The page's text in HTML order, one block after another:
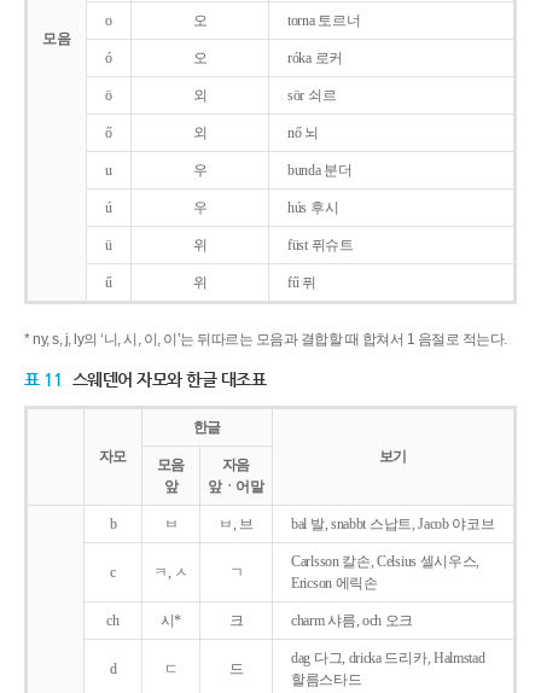
모음
o 오 torna 토르너
ó 오 róka 로커
ö 외 sör 쇠르
ő 외 nő 뇌
u 우 bunda 분더
ú 우 hús 후시
ü 위 füst 퓌슈트
ű 위 fű 퓌
* ny, s, j, ly의 ‘니, 시, 이, 이’는 뒤따르는 모음과 결합할 때 합쳐서 1 음절로 적는다.
표 11 스웨덴어 자모와 한글 대조표
자모
한글
보기
모음
앞
자음
앞ㆍ어말
b ㅂ ㅂ, 브 bal 발, snabbt 스납트, Jacob 야코브
c ㅋ, ㅅ ㄱ
Carlsson 칼손, Celsius 셀시우스,
Ericson 에릭손
ch 시* 크 charm 샤름, och 오크
d ㄷ 드
dag 다그, dricka 드리카, Halmstad
할름스타드